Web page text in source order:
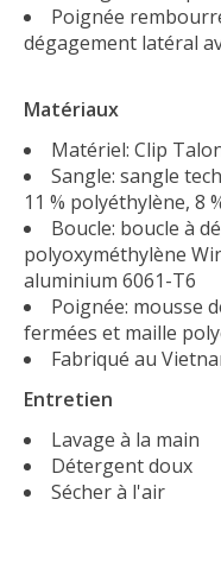
Poignée
dégagement latéral
Matériaux
Matériel: Clip
Sangle: sangle
11 % polyéthylène, 8
Boucle: boucle à
polyoxyméthylène
aluminium 6061-T6
Poignée: mousse
fermées et maille
Fabriqué au
Entretien
Lavage à la main
Détergent doux
Sécher à l'air